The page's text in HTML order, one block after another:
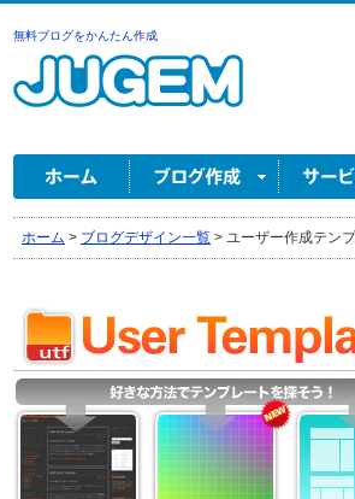
無料ブログをかんたん作成
ホーム > ブログデザイン一覧 > ユーザー作成テン